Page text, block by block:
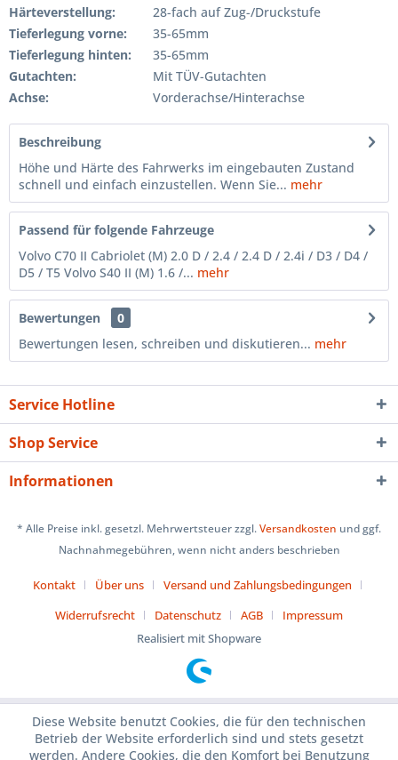
Härteverstellung:
28-fach auf Zug-/Druckstufe
Tieferlegung vorne:
35-65mm
Tieferlegung hinten:
35-65mm
Gutachten:
Mit TÜV-Gutachten
Achse:
Vorderachse/Hinterachse
Beschreibung
Höhe und Härte des Fahrwerks im eingebauten Zustand
schnell und einfach einzustellen. Wenn Sie... mehr
Passend für folgende Fahrzeuge
Volvo C70 II Cabriolet (M) 2.0 D / 2.4 / 2.4 D / 2.4i / D3 / D4 /
D5 / T5 Volvo S40 II (M) 1.6 /... mehr
Bewertungen
0
Bewertungen lesen, schreiben und diskutieren... mehr
Service Hotline
Shop Service
Informationen
* Alle Preise inkl. gesetzl. Mehrwertsteuer zzgl.Versandkosten und ggf.
Nachnahmegebühren, wenn nicht anders beschrieben
Kontakt Über uns
Versand und Zahlungsbedingungen
Widerrufsrecht
Datenschutz AGB
Impressum
Realisiert mit Shopware
Diese Website benutzt Cookies, die für den technischen
Betrieb der Website erforderlich sind und stets gesetzt
werden. Andere Cookies, die den Komfort bei Benutzung